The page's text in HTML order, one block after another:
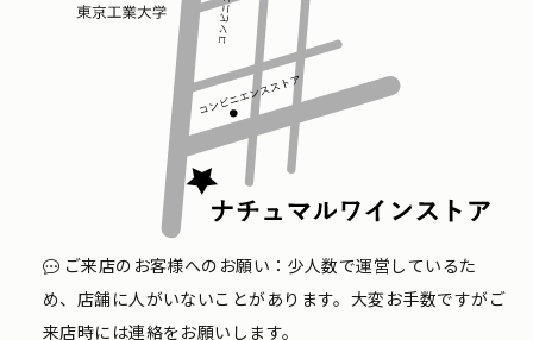
ご来店のお客様へのお願い：少人数で運営しているた
め、店舗に人がいないことがあります。大変お手数ですがご
来店時には連絡をお願いします。